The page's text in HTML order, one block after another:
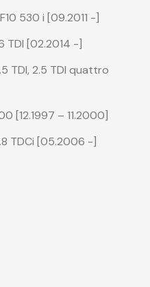
530 i [09.2011 -]
TDI [02.2014 -]
TDI, 2.5 TDI quattro
[12.1997 – 11.2000]
TDCi [05.2006 -]